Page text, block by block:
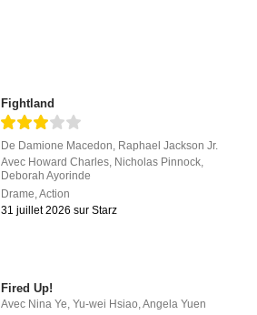
Fightland
De Damione Macedon Raphael Jackson Jr.
Avec Howard Charles Nicholas Pinnock
Deborah Ayorinde
Drame ,Action
31 juillet 2026 sur Starz
Fired Up!
Avec Nina Ye,Yu-wei Hsiao,Angela Yuen